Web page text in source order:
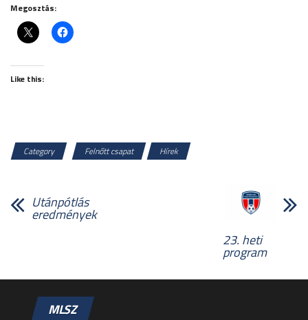
Megosztás:
Like this:
Category Felnőtt csapat Hírek
Utánpótlás
eredmények
23. heti
program
MLSZ